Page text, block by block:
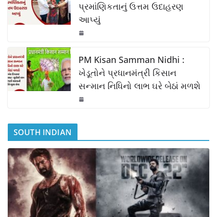
પ્રમાંણિકતાનું ઉત્તમ ઉદાહરણ
આપ્યું
PM Kisan Samman Nidhi :
ખેડૂતોને પ્રધાનમંત્રી કિસાન
સન્માન નિધિનો લાભ ઘરે બેઠાં મળશે
SOUTH INDIAN